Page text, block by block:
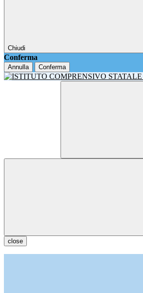
Chiudi
Conferma
Annulla Conferma
close